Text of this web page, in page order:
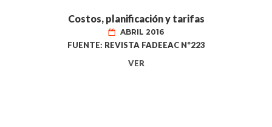
Costos, planificación y tarifas
ABRIL 2016
FUENTE: REVISTA FADEEAC Nº223
VER